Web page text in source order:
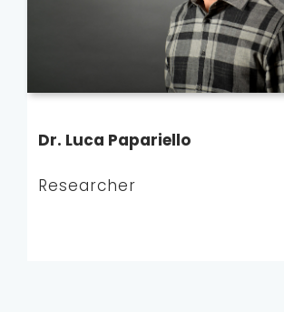
Dr. Luca Papariello
Researcher